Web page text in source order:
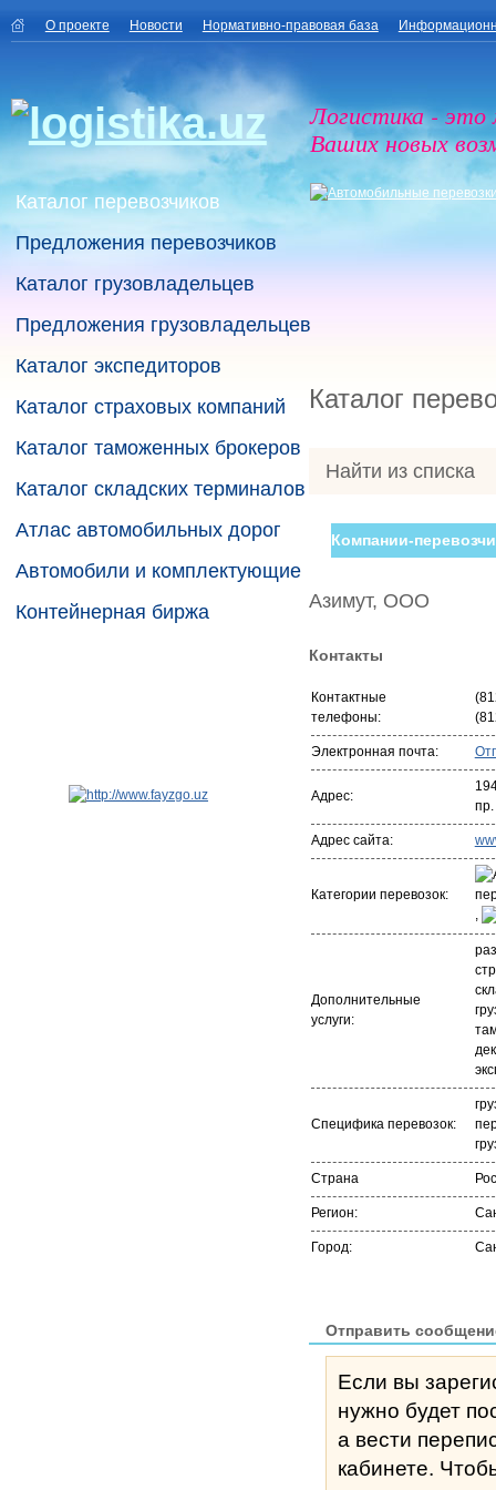
О проекте Новости Нормативно-правовая база
Логистика - это
Ваших новых
Каталог перевозчиков
Предложения перевозчиков
Каталог грузовладельцев
Предложения грузовладельцев
Каталог экспедиторов
Каталог страховых компаний
Каталог таможенных брокеров
Каталог складских терминалов
Атлас автомобильных дорог
Автомобили и комплектующие
Контейнерная биржа
Каталог
Найти из списка
Компании-
Азимут, ООО
Контакты
Контактные
телефоны:
Электронная почта:
Адрес:
Адрес сайта:
Категории перевозок:
,
Дополнительные
услуги:
Специфика перевозок:
Страна
Регион:
Город:
Отправить
Если вы
нужно будет
а вести